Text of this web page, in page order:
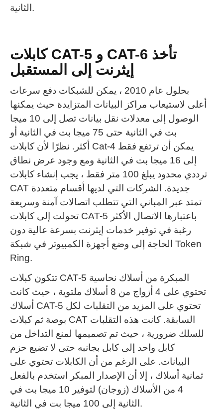
الثانية.
كابلات CAT-5 و CAT-6 تأخذ
إيثرنت إلى المستقبل
بحلول عام 2010 ، يمكن للشبكات دفع سرعات
أعلى لاستيعاب مراكز البيانات المتزايدة حيث يمكنها
الوصول إلى معدلات نقل بيانات تصل إلى 10 ميجا
بت في الثانية حتى 75 ميجا بت في الثانية أو
أكثر. نظرًا لأن كابلات Cat-4 يمكن أن ترتفع فقط
إلى 16 ميجا بت في الثانية ومع وجود عرض نطاق
ترددي محدود يبلغ 100 متر فقط ، يجب إنشاء كابلات
CAT جديدة. الشركات التي لديها أقسام متعددة
تمتد عبر المباني التي تتطلب اتصالات آمنة وسريعة
تحولت إلى كابلات CAT-5 باعتبارها الاتصال الأكثر
رغبة في توفير خدمات إيثرنت بسرعة عالية دون
الحاجة إلى وضع أجهزة الكمبيوتر في شبكة Token
Ring.
تتكون كبلات CAT-5 المبكرة من أسلاك نحاسية
تحتوي على 4 أزواج من 8 أسلاك ملتوية ، حيث كانت
أسلاك CAT-5 تحتوي على المزيد من التقلبات لكل
بوصة ثم كبلات CAT السابقة. كانت هذه التقلبات
للسلك ضرورية ، حيث تم تصميمها لمنع التداخل من
كابل واحد إلى كابل بجانبه حتى لا تضيع حزم
البيانات. على الرغم من أن الكابلات تحتوي على
ثمانية أسلاك ، إلا أن الإصدار المبكر استخدم بالفعل
4 من الأسلاك (زوجان) لتوفير 10 ميجا بت في
الثانية إلى 100 ميجا بت في الثانية.